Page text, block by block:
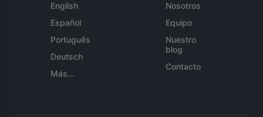
English
Español
Português
Deutsch
Más...
Nosotros
Equipo
Nuestro
blog
Contacto